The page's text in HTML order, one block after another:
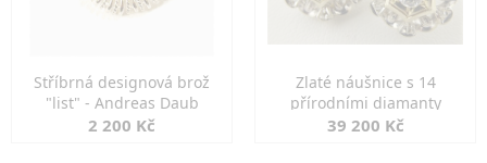
Stříbrná designová brož
"list" - Andreas Daub
2 200 Kč
Zlaté náušnice s 14
přírodními diamanty
39 200 Kč